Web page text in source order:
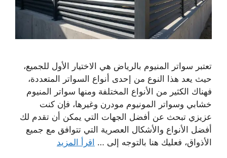
تعتبر سواتر المنيوم بالرياض هي الاختيار الأول للجميع،
حيث يعد هذا النوع من إحدى أنواع السواتر المتعددة،
فهناك الكثير من الأنواع المختلفة ومنها سواتر المنيوم
خشابي وسواتر المونيوم مودرن وغيرها، فإن كنت
عزيزي تبحث عن أفضل الجهات التي يمكن أن تقدم لك
أفضل الأنواع والأشكال العصرية التي تتوافق مع جميع
الأذواق، فعليك هنا بالتوجه إلى … اقرأ المزيد